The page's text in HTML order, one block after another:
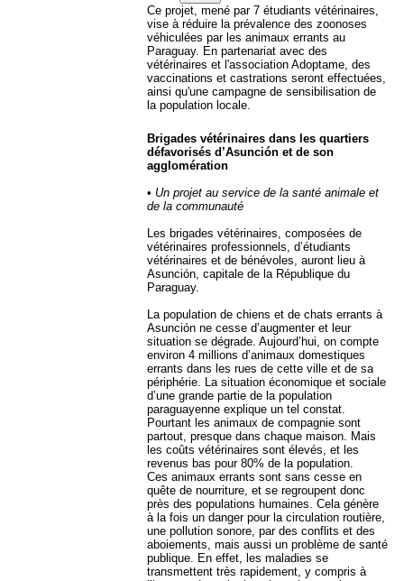
Ce projet, mené par 7 étudiants vétérinaires,
vise à réduire la prévalence des zoonoses
véhiculées par les animaux errants au
Paraguay. En partenariat avec des
vétérinaires et l'association Adoptame, des
vaccinations et castrations seront effectuées,
ainsi qu'une campagne de sensibilisation de
la population locale.
Brigades vétérinaires dans les quartiers
défavorisés d’Asunción et de son
agglomération
• Un projet au service de la santé animale et
de la communauté
Les brigades vétérinaires, composées de
vétérinaires professionnels, d’étudiants
vétérinaires et de bénévoles, auront lieu à
Asunción, capitale de la République du
Paraguay.
La population de chiens et de chats errants à
Asunción ne cesse d’augmenter et leur
situation se dégrade. Aujourd’hui, on compte
environ 4 millions d’animaux domestiques
errants dans les rues de cette ville et de sa
périphérie. La situation économique et sociale
d’une grande partie de la population
paraguayenne explique un tel constat.
Pourtant les animaux de compagnie sont
partout, presque dans chaque maison. Mais
les coûts vétérinaires sont élevés, et les
revenus bas pour 80% de la population.
Ces animaux errants sont sans cesse en
quête de nourriture, et se regroupent donc
près des populations humaines. Cela génère
à la fois un danger pour la circulation routière,
une pollution sonore, par des conflits et des
aboiements, mais aussi un problème de santé
publique. En effet, les maladies se
transmettent très rapidement, y compris à